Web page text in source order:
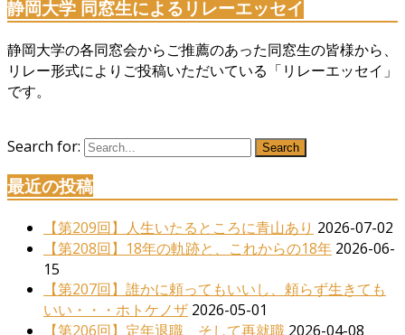
静岡大学 同窓生によるリレーエッセイ
静岡大学の各同窓会からご推薦のあった同窓生の皆様から、
リレー形式によりご投稿いただいている「リレーエッセイ」
です。
Search for: Search
最近の投稿
【第209回】人生いたるところに青山あり 2026-07-02
【第208回】18年の軌跡と、これからの18年 2026-06-
15
【第207回】誰かに頼ってもいいし、頼らず生きても
いい・・・ホトケノザ 2026-05-01
【第206回】定年退職、そして再就職 2026-04-08